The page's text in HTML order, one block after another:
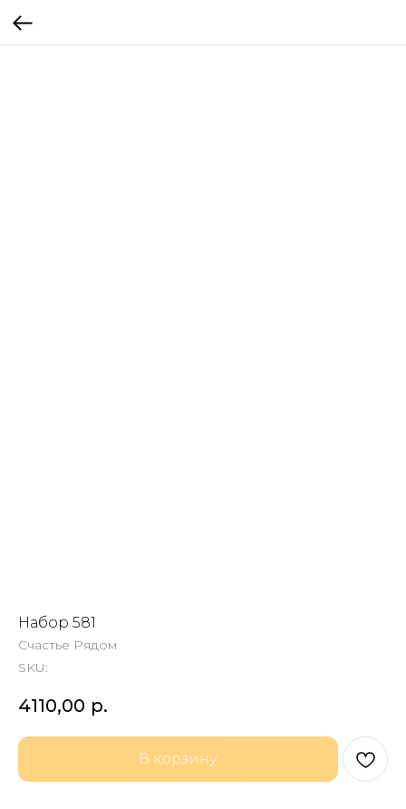
Набор 581
Счастье Рядом
SKU:
4110,00 р.
В корзину